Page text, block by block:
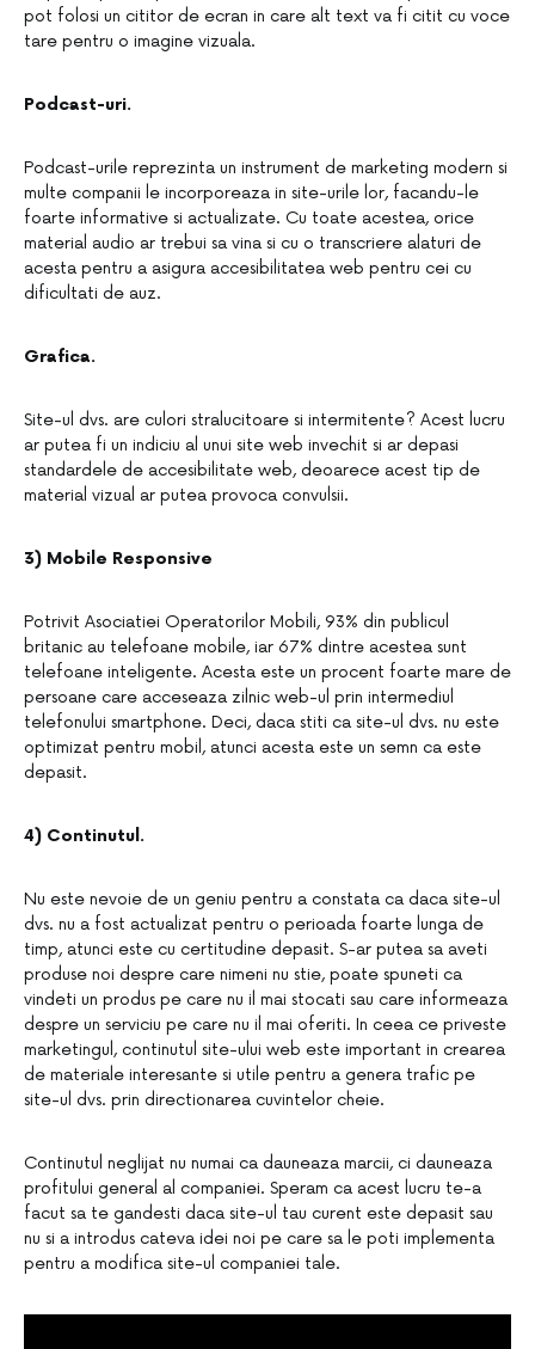
pot folosi un cititor de ecran in care alt text va fi citit cu voce
tare pentru o imagine vizuala.
Podcast-uri.
Podcast-urile reprezinta un instrument de marketing modern si
multe companii le incorporeaza in site-urile lor, facandu-le
foarte informative si actualizate. Cu toate acestea, orice
material audio ar trebui sa vina si cu o transcriere alaturi de
acesta pentru a asigura accesibilitatea web pentru cei cu
dificultati de auz.
Grafica.
Site-ul dvs. are culori stralucitoare si intermitente? Acest lucru
ar putea fi un indiciu al unui site web invechit si ar depasi
standardele de accesibilitate web, deoarece acest tip de
material vizual ar putea provoca convulsii.
3) Mobile Responsive
Potrivit Asociatiei Operatorilor Mobili, 93% din publicul
britanic au telefoane mobile, iar 67% dintre acestea sunt
telefoane inteligente. Acesta este un procent foarte mare de
persoane care acceseaza zilnic web-ul prin intermediul
telefonului smartphone. Deci, daca stiti ca site-ul dvs. nu este
optimizat pentru mobil, atunci acesta este un semn ca este
depasit.
4) Continutul.
Nu este nevoie de un geniu pentru a constata ca daca site-ul
dvs. nu a fost actualizat pentru o perioada foarte lunga de
timp, atunci este cu certitudine depasit. S-ar putea sa aveti
produse noi despre care nimeni nu stie, poate spuneti ca
vindeti un produs pe care nu il mai stocati sau care informeaza
despre un serviciu pe care nu il mai oferiti. In ceea ce priveste
marketingul, continutul site-ului web este important in crearea
de materiale interesante si utile pentru a genera trafic pe
site-ul dvs. prin directionarea cuvintelor cheie.
Continutul neglijat nu numai ca dauneaza marcii, ci dauneaza
profitului general al companiei. Speram ca acest lucru te-a
facut sa te gandesti daca site-ul tau curent este depasit sau
nu si a introdus cateva idei noi pe care sa le poti implementa
pentru a modifica site-ul companiei tale.